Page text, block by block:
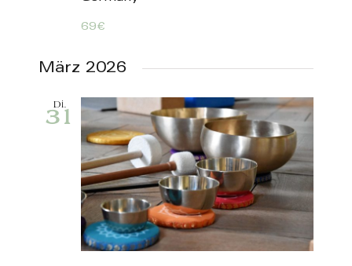
69€
März 2026
Di.
31